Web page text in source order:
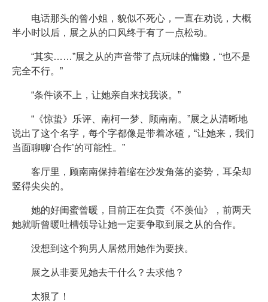
电话那头的曾小姐，貌似不死心，一直在劝说，大概
半小时以后，展之从的口风终于有了一点松动。
“其实……”展之从的声音带了点玩味的慵懒，“也不是
完全不行。”
“条件谈不上，让她亲自来找我谈。”
“《惊蛰》乐评、南柯一梦、顾南南。”展之从清晰地
说出了这个名字，每个字都像是带着冰碴，“让她来，我们
当面聊聊‘合作’的可能性。”
客厅里，顾南南保持着缩在沙发角落的姿势，耳朵却
竖得尖尖的。
她的好闺蜜曾暖，目前正在负责《不羡仙》，前两天
她就听曾暖吐槽领导让她一定要争取到展之从的合作。
没想到这个狗男人居然用她作为要挟。
展之从非要见她去干什么？去求他？
太狠了！